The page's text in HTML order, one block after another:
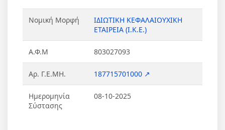
Νομική Μορφή
ΙΔΙΩΤΙΚΗ ΚΕΦΑΛΑΙΟΥΧΙΚΗ
ΕΤΑΙΡΕΙΑ (Ι.Κ.Ε.)
Α.Φ.Μ 803027093
Αρ. Γ.Ε.ΜΗ. 187715701000 ↗
Ημερομηνία
Σύστασης
08-10-2025